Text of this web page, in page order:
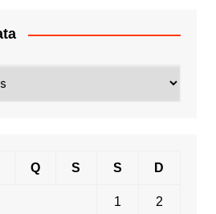
Q S S D
1 2